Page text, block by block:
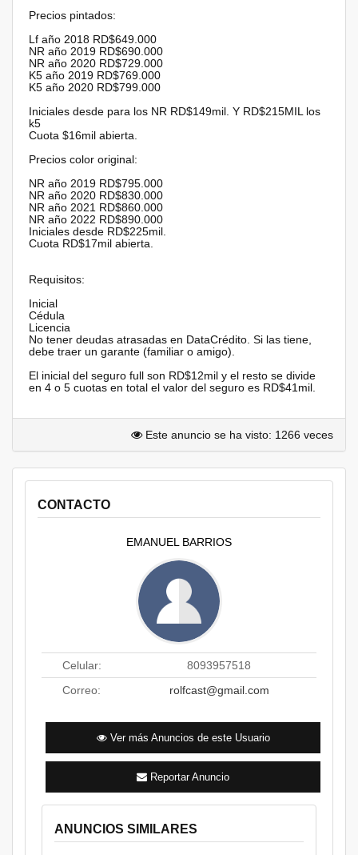
Precios pintados:
Lf año 2018 RD$649.000
NR año 2019 RD$690.000
NR año 2020 RD$729.000
K5 año 2019 RD$769.000
K5 año 2020 RD$799.000
Iniciales desde para los NR RD$149mil. Y RD$215MIL los
k5
Cuota $16mil abierta.
Precios color original:
NR año 2019 RD$795.000
NR año 2020 RD$830.000
NR año 2021 RD$860.000
NR año 2022 RD$890.000
Iniciales desde RD$225mil.
Cuota RD$17mil abierta.
Requisitos:
Inicial
Cédula
Licencia
No tener deudas atrasadas en DataCrédito. Si las tiene,
debe traer un garante (familiar o amigo).
El inicial del seguro full son RD$12mil y el resto se divide
en 4 o 5 cuotas en total el valor del seguro es RD$41mil.
Este anuncio se ha visto: 1266 veces
CONTACTO
EMANUEL BARRIOS
Celular:
8093957518
Correo:
rolfcast@gmail.com
Ver más Anuncios de este Usuario
Reportar Anuncio
ANUNCIOS SIMILARES